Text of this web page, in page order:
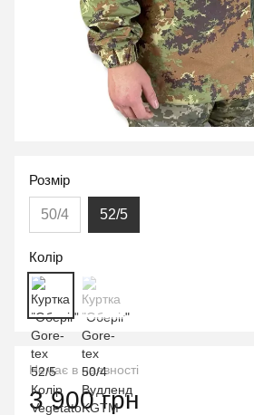
Розмір
50/4 52/5
Колір
Немає в наявності
3 900 грн